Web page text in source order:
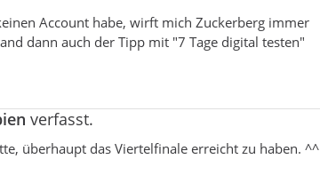
Account habe, wirft mich Zuckerberg immer
dann auch der Tipp mit "7 Tage digital testen"
verfasst.
überhaupt das Viertelfinale erreicht zu haben. ^^